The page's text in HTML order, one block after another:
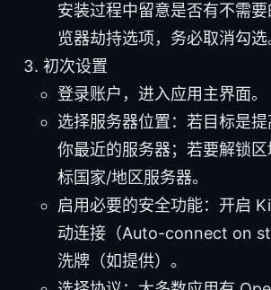
安装过程中留意是否有不需
览器劫持选项，务必取消勾选
初次设置
登录账户，进入应用主界面。
选择服务器位置：若目标是
你最近的服务器；若要解锁区
标国家/地区服务器。
启用必要的安全功能：开启
动连接（Auto-connect on
洗牌（如提供）。